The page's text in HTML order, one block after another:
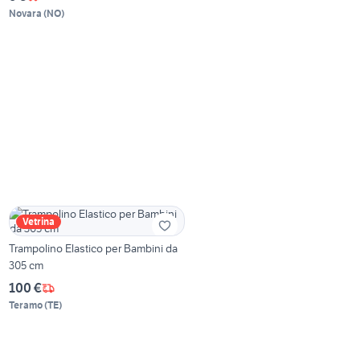
Novara (NO)
Vetrina
Trampolino Elastico per Bambini da
305 cm
100 €
Teramo(TE)